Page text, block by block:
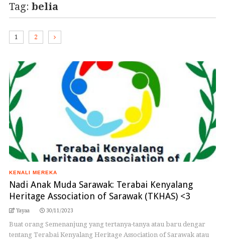
Tag: belia
1 2
KENALI MEREKA
Nadi Anak Muda Sarawak: Terabai Kenyalang
Heritage Association of Sarawak (TKHAS) <3
Yayaa 30/11/2023
Buat orang Semenanjung yang tertanya-tanya atau baru dengar
tentang Terabai Kenyalang Heritage Association of Sarawak atau